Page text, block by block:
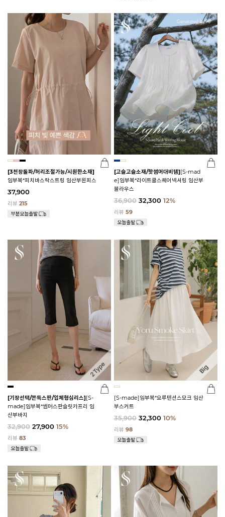
[3천장돌파/허리조절가능/시원한소재]
임부복*피치바스락스트링 임산부원피스
37,900
리뷰 215
[고슬고슬소재/핫썸머대비템][S-mad
e]임부복*라이트쿨스퀘어넥셔링 임산부
블라우스
36,900 32,300 12%
리뷰 59
[기장선택/쫀득스판/입체형심리스][S-
made]임부복*썸머스판슬릿카프리 임
산부바지
32,900 27,900 15%
리뷰 83
[S-made]임부복*요루텐션스모크 임산
부스커트
35,900 32,300 10%
리뷰 98